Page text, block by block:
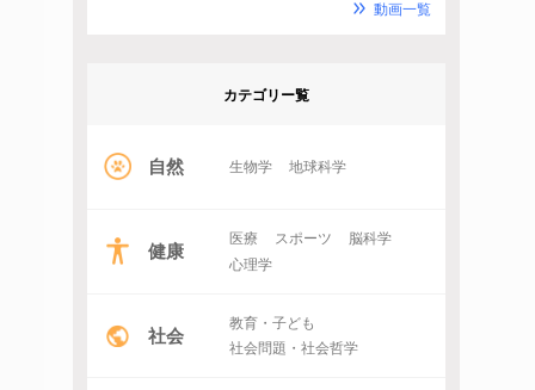
動画一覧
カテゴリー覧
自然 生物学 地球科学
健康 医療 スポーツ
脳科学
心理学
社会
教育・子ども
社会問題・社会哲学